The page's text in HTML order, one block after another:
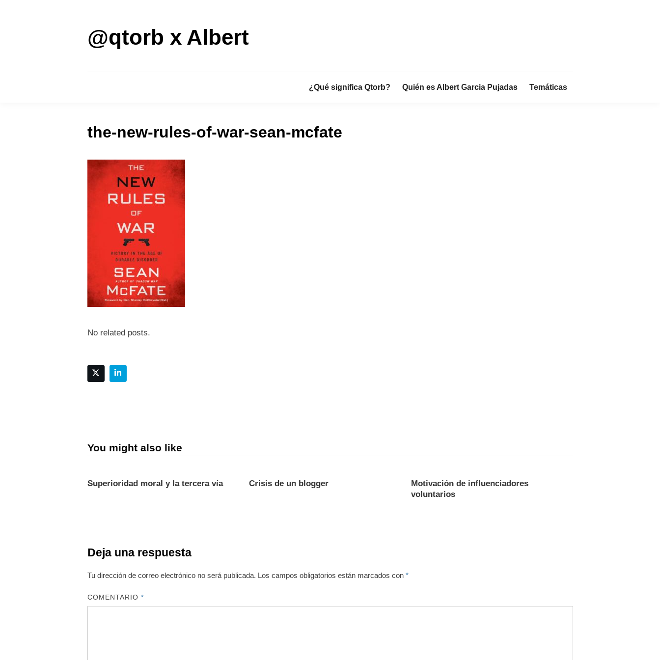
@qtorb x Albert
¿Qué significa Qtorb? Quién es Albert Garcia Pujadas Temáticas
the-new-rules-of-war-sean-mcfate
No related posts.
You might also like
Superioridad moral y la tercera vía Crisis de un blogger
Motivación de influenciadores
voluntarios
Deja una respuesta
Tu dirección de correo electrónico no será publicada. Los campos obligatorios están marcados con *
COMENTARIO*